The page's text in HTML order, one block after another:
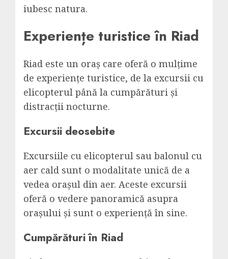
iubesc natura.
Experiențe turistice în Riad
Riad este un oraș care oferă o mulțime
de experiențe turistice, de la excursii cu
elicopterul până la cumpărături și
distracții nocturne.
Excursii deosebite
Excursiile cu elicopterul sau balonul cu
aer cald sunt o modalitate unică de a
vedea orașul din aer. Aceste excursii
oferă o vedere panoramică asupra
orașului și sunt o experiență în sine.
Cumpărături în Riad